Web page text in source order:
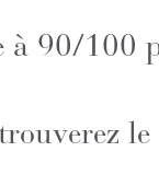
à 90/